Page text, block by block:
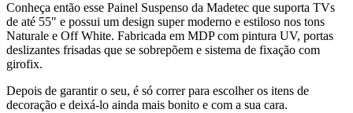
Conheça então esse Painel Suspenso da Madetec que suporta TVs
de até 55" e possui um design super moderno e estiloso nos tons
Naturale e Off White. Fabricada em MDP com pintura UV, portas
deslizantes frisadas que se sobrepõem e sistema de fixação com
girofix.
Depois de garantir o seu, é só correr para escolher os itens de
decoração e deixá-lo ainda mais bonito e com a sua cara.